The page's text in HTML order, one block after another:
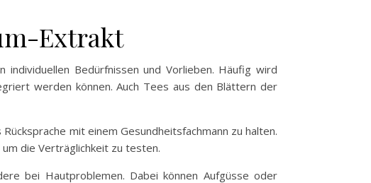
Extrakt
Bedürfnissen und Vorlieben. Häufig wird
werden können. Auch Tees aus den Blättern der
mit einem Gesundheitsfachmann zu halten.
die Verträglichkeit zu testen.
bei Hautproblemen. Dabei können Aufgüsse oder